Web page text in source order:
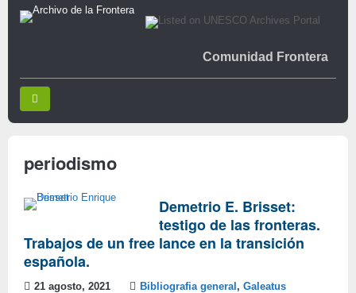
Comunidad Frontera
periodismo
Demetrio E. Brisset:
testigo de las fronteras.
Trabajos de un free lance en la transición
española.
21 agosto, 2021 Bibliografia general , Galeatus